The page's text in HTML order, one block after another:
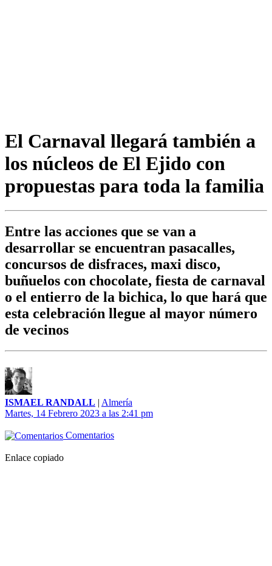
El Carnaval llegará también a
los núcleos de El Ejido con
propuestas para toda la familia
Entre las acciones que se van a
desarrollar se encuentran pasacalles,
concursos de disfraces, maxi disco,
buñuelos con chocolate, fiesta de carnaval
o el entierro de la bichica, lo que hará que
esta celebración llegue al mayor número
de vecinos
ISMAEL RANDALL | Almería
Martes, 14 Febrero 2023 a las 2:41 pm
Comentarios
Enlace copiado